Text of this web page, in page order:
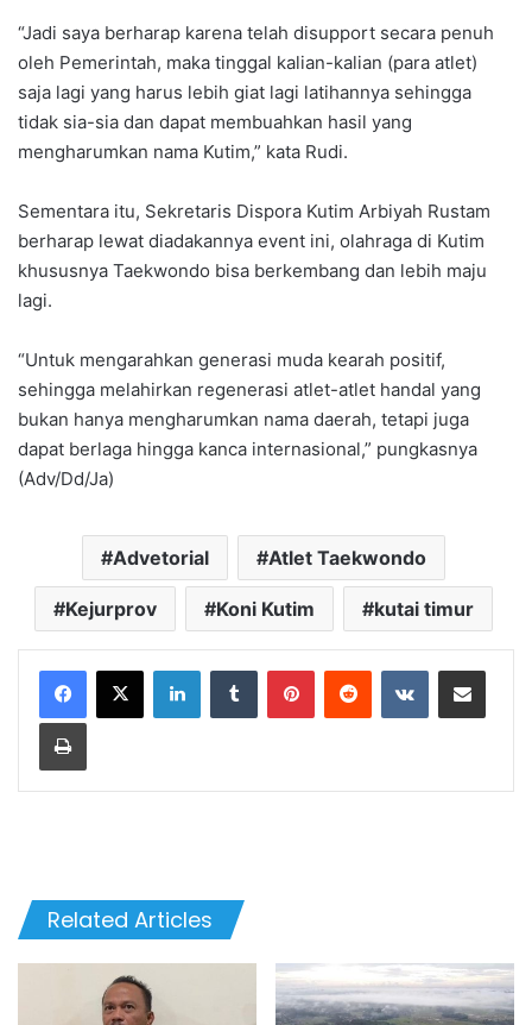
“Jadi saya berharap karena telah disupport secara penuh
oleh Pemerintah, maka tinggal kalian-kalian (para atlet)
saja lagi yang harus lebih giat lagi latihannya sehingga
tidak sia-sia dan dapat membuahkan hasil yang
mengharumkan nama Kutim,” kata Rudi.
Sementara itu, Sekretaris Dispora Kutim Arbiyah Rustam
berharap lewat diadakannya event ini, olahraga di Kutim
khususnya Taekwondo bisa berkembang dan lebih maju
lagi.
“Untuk mengarahkan generasi muda kearah positif,
sehingga melahirkan regenerasi atlet-atlet handal yang
bukan hanya mengharumkan nama daerah, tetapi juga
dapat berlaga hingga kanca internasional,” pungkasnya
(Adv/Dd/Ja)
Advetorial Atlet Taekwondo
Kejurprov Koni Kutim kutai timur
LinkedInTumblr PinterestReddit VKontakteShare via Email
Print
Related Articles